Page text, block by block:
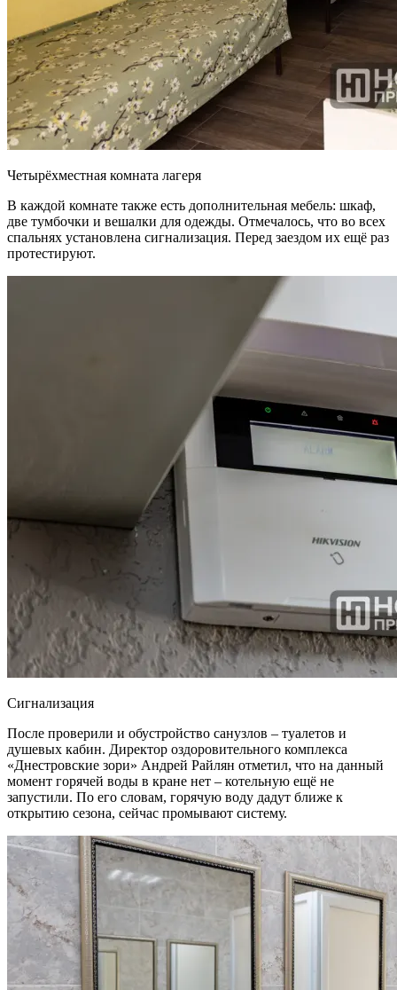
Четырёхместная комната лагеря
В каждой комнате также есть дополнительная мебель: шкаф,
две тумбочки и вешалки для одежды. Отмечалось, что во всех
спальнях установлена сигнализация. Перед заездом их ещё раз
протестируют.
Сигнализация
После проверили и обустройство санузлов – туалетов и
душевых кабин. Директор оздоровительного комплекса
«Днестровские зори» Андрей Райлян отметил, что на данный
момент горячей воды в кране нет – котельную ещё не
запустили. По его словам, горячую воду дадут ближе к
открытию сезона, сейчас промывают систему.